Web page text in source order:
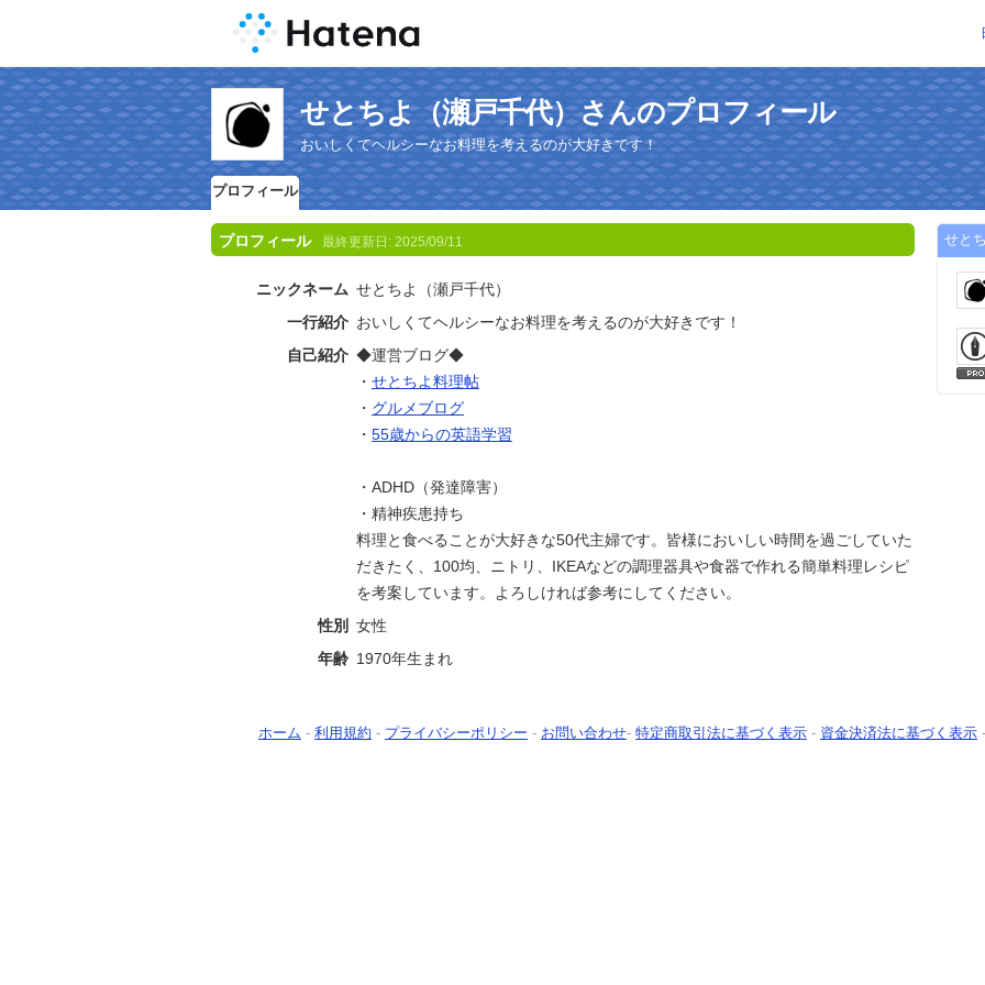
せとちよ（瀬戸千代）さんのプロフィール
おいしくてヘルシーなお料理を考えるのが大好きです！
プロフィール
プロフィール 最終更新日: 2025/09/11
ニックネーム せとちよ（瀬戸千代）
一行紹介 おいしくてヘルシーなお料理を考えるのが大好きです！
自己紹介 ◆運営ブログ◆
・ せとちよ料理帖
・ グルメブログ
・ 55歳からの英語学習
・ADHD（発達障害）
・精神疾患持ち
料理と食べることが大好きな50代主婦です。皆様においしい時間を過ごしていた
だきたく、100均、ニトリ、IKEAなどの調理器具や食器で作れる簡単料理レシピ
を考案しています。よろしければ参考にしてください。
性別
女性
年齢 1970年生まれ
せと
ホーム - 利用規約 - プライバシーポリシー - お問い合わせ- 特定商取引法に基づく表示 - 資金決済法に基づく表示 -